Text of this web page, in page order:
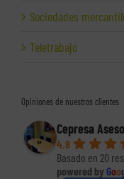
Sociedades
Teletrabajo
Opiniones de nuestros clientes
Cepresa
4.8
Basado en 20
powered by Goo